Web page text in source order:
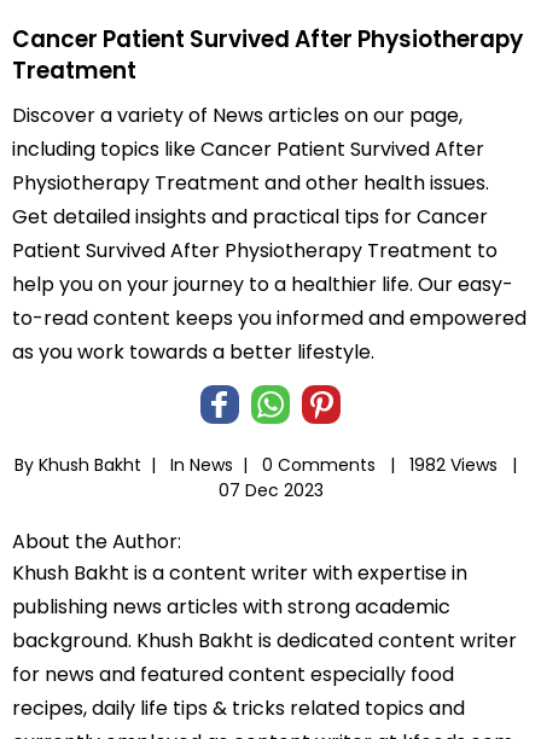
Cancer Patient Survived After Physiotherapy
Treatment
Discover a variety of News articles on our page,
including topics like Cancer Patient Survived After
Physiotherapy Treatment and other health issues.
Get detailed insights and practical tips for Cancer
Patient Survived After Physiotherapy Treatment to
help you on your journey to a healthier life. Our easy-
to-read content keeps you informed and empowered
as you work towards a better lifestyle.
By Khush Bakht | In News | 0 Comments |
1982 Views |
07 Dec 2023
About the Author:
Khush Bakht is a content writer with expertise in
publishing news articles with strong academic
background. Khush Bakht is dedicated content writer
for news and featured content especially food
recipes, daily life tips & tricks related topics and